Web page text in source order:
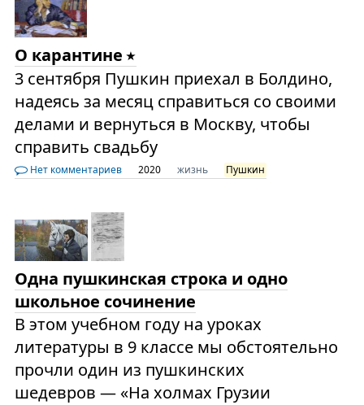
О карантине
3 сентября Пушкин приехал в Болдино,
надеясь за месяц справиться со своими
делами и вернуться в Москву, чтобы
справить свадьбу
Нет комментариев 2020 жизнь Пушкин
Одна пушкинская строка и одно
школьное сочинение
В этом учебном году на уроках
литературы в 9 классе мы обстоятельно
прочли один из пушкинских
шедевров — «На холмах Грузии